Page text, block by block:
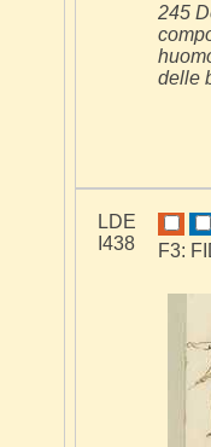
245
delle
LDE
I438
F3: